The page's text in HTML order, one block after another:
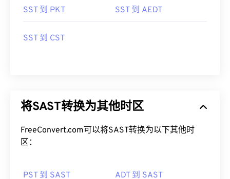
SST 到 PKT SST 到 AEDT
SST 到 CST
将SAST转换为其他时区
FreeConvert.com可以将SAST转换为以下其他时
区：
PST 到 SAST ADT 到 SAST